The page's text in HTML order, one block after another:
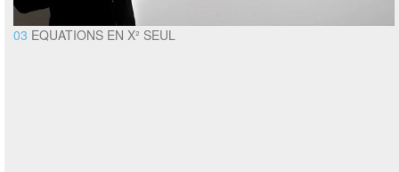
03 EQUATIONS EN X² SEUL